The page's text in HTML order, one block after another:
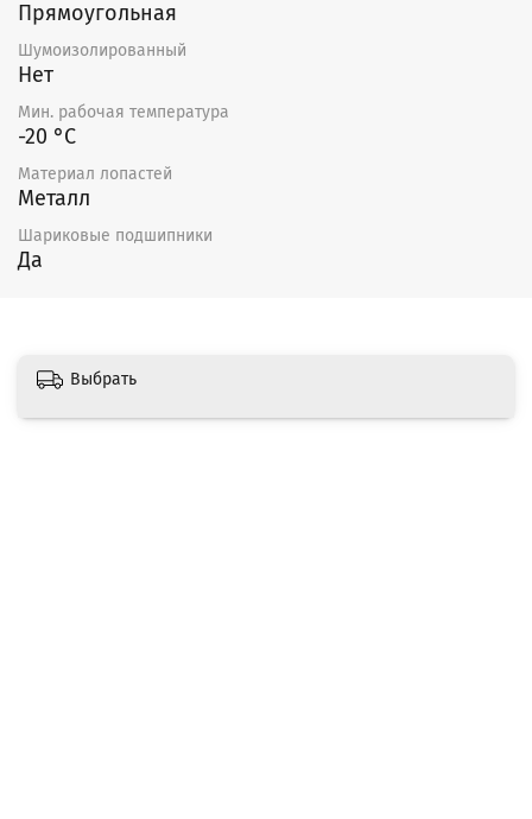
Прямоугольная
Шумоизолированный
Нет
Мин. рабочая температура
-20 °С
Материал лопастей
Металл
Шариковые подшипники
Да
Выбрать